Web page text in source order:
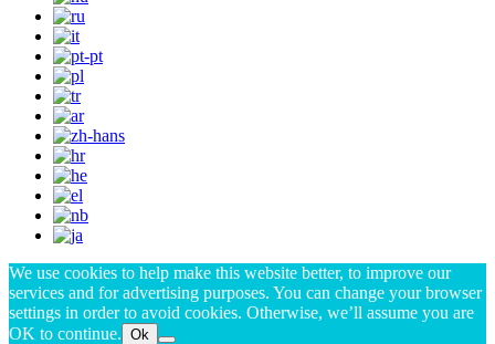
We use cookies to help make this website better, to improve our
services and for advertising purposes. You can change your browser
settings in order to avoid cookies. Otherwise, we’ll assume you are
OK to continue. Ok